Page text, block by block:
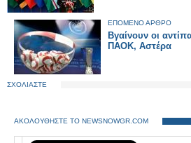
ΕΠΟΜΕΝΟ ΑΡΘΡΟ
Βγαίνουν οι
ΠΑΟΚ, Αστέρα
ΣΧΟΛΙΑΣΤΕ
ΑΚΟΛΟΥΘΗΣΤΕ ΤΟ NEWSNOWGR.COM